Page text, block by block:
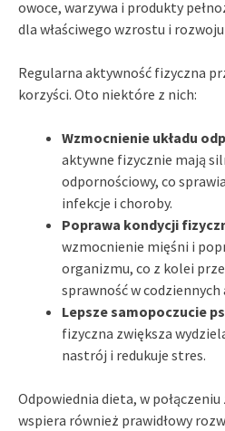
owoce, warzywa i produkty
dla właściwego wzrostu i
Regularna aktywność fizyczna
korzyści. Oto niektóre z nich:
Wzmocnienie układu
aktywne fizycznie mają
odpornościowy, co
infekcje i choroby.
Poprawa kondycji
wzmocnienie mięśni i
organizmu, co z kolei
sprawność w
Lepsze samopoczucie
fizyczna zwiększa
nastrój i redukuje stres.
Odpowiednia dieta, w
wspiera również prawidłowy